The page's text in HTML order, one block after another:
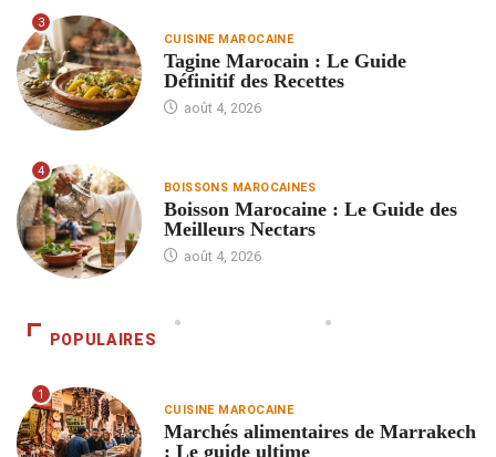
3
CUISINE MAROCAINE
Tagine Marocain : Le Guide
Définitif des Recettes
août 4, 2026
4
BOISSONS MAROCAINES
Boisson Marocaine : Le Guide des
Meilleurs Nectars
août 4, 2026
POPULAIRES
1
CUISINE MAROCAINE
Marchés alimentaires de Marrakech
: Le guide ultime